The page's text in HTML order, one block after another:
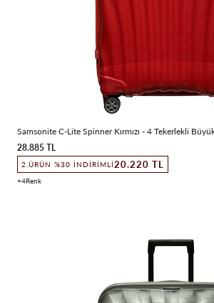
Samsonite C-Lite Spinner Kırmızı - 4 Tekerlekli
28.885 TL
2.ÜRÜN %30 İNDIRIMLI20.220 TL
4